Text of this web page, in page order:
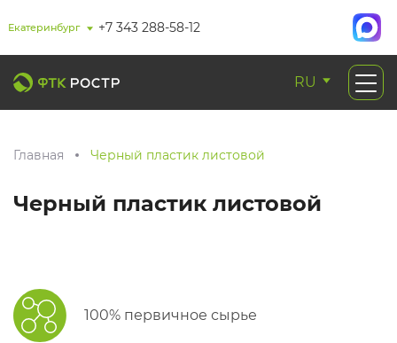
Екатеринбург +7 343 288-58-12
RU
Главная Черный пластик листовой
Черный пластик листовой
100% первичное сырье